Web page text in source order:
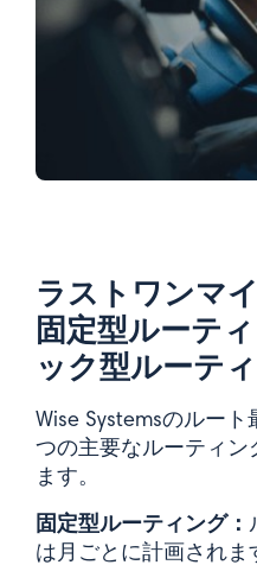
ラストワンマ
固定型ルーテ
ック型ルーテ
Wise Systemsのルー
つの主要なルーティ
ます。
固定型ルーティング：
は月ごとに計画されま